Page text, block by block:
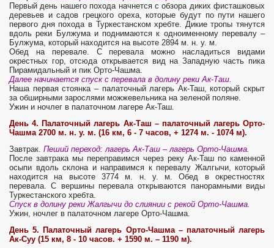
Первый день нашего похода начнется с обзора диких фисташковых
деревьев и садов грецкого ореха, которые будут по пути нашего
первого дня похода в Туркестанском хребте. Дикие тропы тянутся
вдоль реки Булжума и поднимаются к одноименному перевалу –
Булжума, который находится на высоте 2894 м. н. у. м.
Обед на перевале. С перевала можно насладиться видами
окрестных гор, отсюда открывается вид на Западную часть пика
Пирамидальный и пик Орто-Чашма.
Далее начинается спуск с перевала в долину реки Ак-Таш.
Наша первая стоянка – палаточный лагерь Ак-Таш, который скрыт
за обширными зарослями можжевельника на зеленой поляне.
Ужин и ночлег в палаточном лагере Ак-Таш.
День 4. Палаточный лагерь Ак-Таш – палаточный лагерь Орто-
Чашма 2700 м. н. у. м.​ (16 км, 6 - 7 часов, + 1274 м. - 1074 м).
Завтрак. Пеший переход: лагерь Ак-Таш – лагерь Орто-Чашма.
После завтрака мы переправимся через реку Ак-Таш по каменной
осыпи вдоль склона и направимся к перевалу Жалгычи, который
находится на высоте 3774 м. н. у. м. Обед в окрестностях
перевала. С вершины перевала открываются панорамными виды
Туркестанского хребта.
Спуск в долину реки Жалгычи до слиянии с рекой Орто-Чашма.
Ужин, ночлег в палаточном лагере Орто-Чашма.
День 5. Палаточный лагерь Орто-Чашма – палаточный лагерь
Ак-Суу (15 км, 8 - 10 часов. + 1590 м. – 1190 м).